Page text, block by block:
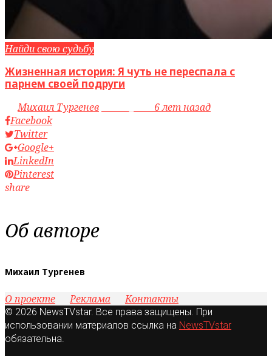
Найди свою судьбу
Жизненная история: Я чуть не переспала с
парнем своей подруги
byМихаил Тургенев
6 лет назад
Facebook
Twitter
Google+
LinkedIn
Pinterest
share
Об авторе
Михаил Тургенев
О проекте Реклама Контакты
© 2026 NewsTVstar. Все права защищены. При
использовании материалов ссылка на NewsTVstar
обязательна.